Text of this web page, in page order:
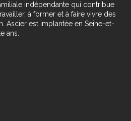
indépendante qui contribue
à former et à faire vivre des
Ascier est implantée en Seine-et-
ans.